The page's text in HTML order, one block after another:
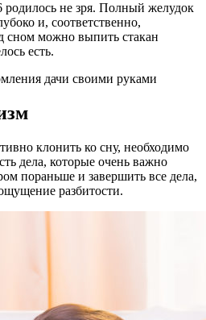
родилось не зря. Полный желудок
и, соответственно,
сном можно выпить стакан
есть.
дачи своими руками
клонить ко сну, необходимо
дела, которые очень важно
пораньше и завершить все дела,
разбитости.